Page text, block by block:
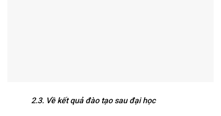
2.3. Về kết quả đào tạo sau đại học